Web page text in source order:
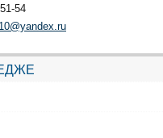
54